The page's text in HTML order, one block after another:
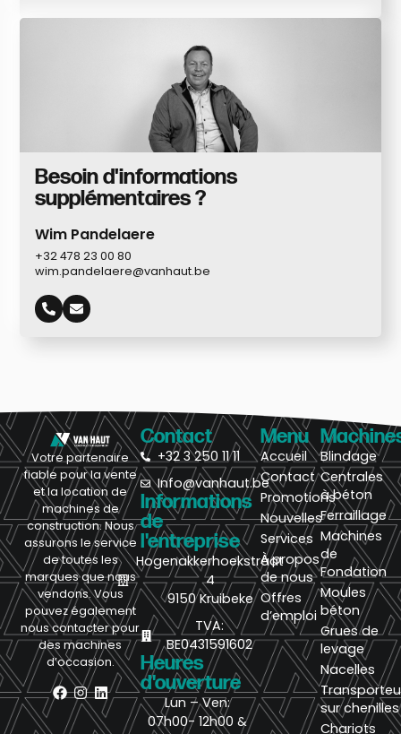
Besoin d'informations
supplémentaires ?
Wim Pandelaere
+32 478 23 00 80
wim.pandelaere@vanhaut.be
Votre partenaire
fiable pour la vente
et la location de
machines de
construction. Nous
assurons le service
de toutes les
marques que nous
vendons. Vous
pouvez également
nous contacter pour
des machines
d’occasion.
Contact
+32 3 250 11 11
Info@vanhaut.be
Informations
de
l'entreprise
Hogenakkerhoekstraat
4
9150 Kruibeke
TVA:
BE0431591602
Heures
d'ouverture
Lun – Ven:
07h00- 12h00 &
Menu
Accueil
Contact
Promotions
Nouvelles
Services
À propos
de nous
Offres
d’emploi
Blindage
Centrales
à béton
Ferraillage
Machines
de
Fondation
Moules
béton
Grues de
levage
Nacelles
sur chenilles
Chariots